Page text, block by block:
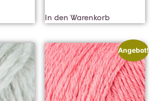
In den Warenkorb
Angebot!